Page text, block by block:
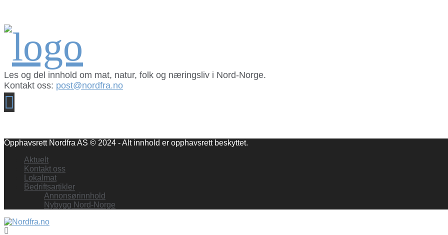
Les og del innhold om mat, natur, folk og næringsliv i Nord-Norge.
Kontakt oss: post@nordfra.no
Opphavsrett Nordfra AS © 2024 - Alt innhold er opphavsrett beskyttet.
Aktuelt
Kontakt oss
Lokalmat
Bedriftsartikler
Annonsørinnhold
Nybygg Nord-Norge